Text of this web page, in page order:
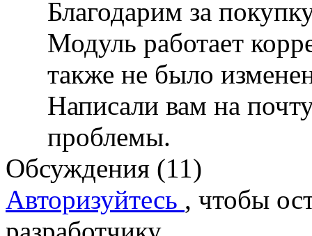
Благодарим за
Модуль работает
также не было
Написали вам на
проблемы.
Обсуждения (11)
Авторизуйтесь , чтобы